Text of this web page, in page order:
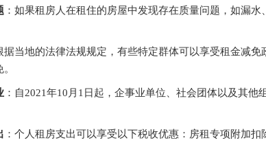
：如果租房人在租住的房屋中发现存在质量问题，如漏
据当地的法律法规规定，有些特定群体可以享受租金减
：自2021年10月1日起，企事业单位、社会团体以及其
：个人租房支出可以享受以下税收优惠：房租专项附加扣